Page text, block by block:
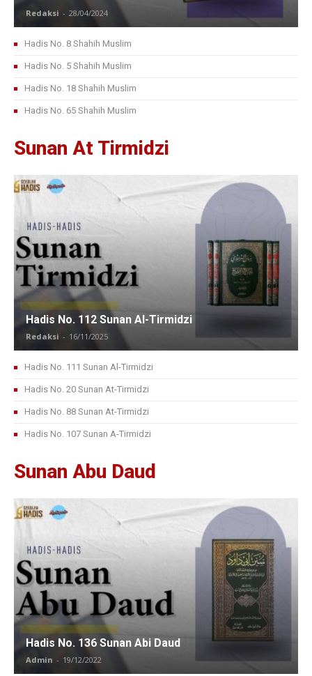
Redaksi - 28/04/2024
Hadis No. 8 Shahih Muslim
Hadis No. 5 Shahih Muslim
Hadis No. 18 Shahih Muslim
Hadis No. 65 Shahih Muslim
Sunan At Tirmidzi
Hadis No. 112 Sunan Al-Tirmidzi
Redaksi - 16/11/2025
Hadis No. 111 Sunan Al-Tirmidzi
Hadis No. 20 Sunan At-Tirmidzi
Hadis No. 88 Sunan At-Tirmidzi
Hadis No. 107 Sunan A-Tirmidzi
Sunan Abu Daud
Hadis No. 136 Sunan Abi Daud
Admin - 19/12/2022